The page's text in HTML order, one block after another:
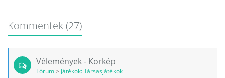
Kommentek(27)
Vélemények - Korkép
Fórum> Játékok: Társasjátékok